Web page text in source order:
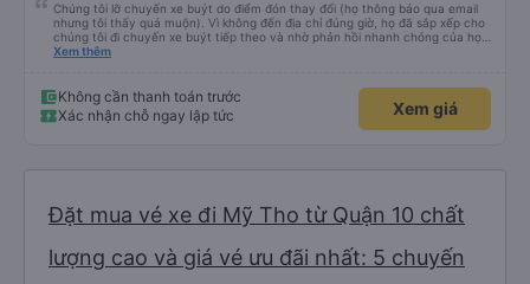
Chúng tôi lỡ chuyến xe buýt do điểm đón thay đổi (họ thông báo qua email
nhưng tôi thấy quá muộn). Vì không đến địa chỉ đúng giờ, họ đã sắp xếp cho
chúng tôi đi chuyến xe buýt tiếp theo và nhờ phản hồi nhanh chóng của họ,
chúng tôi đã đến được điểm đến một cách suôn sẻ. Nhìn chung, trải nghiệm
Xem thêm
Không cần thanh toán trước
Xác nhận chỗ ngay lập tức
Xem giá
Đặt mua vé xe đi Mỹ Tho từ Quận 10 chất
lượng cao và giá vé ưu đãi nhất: 5 chuyến